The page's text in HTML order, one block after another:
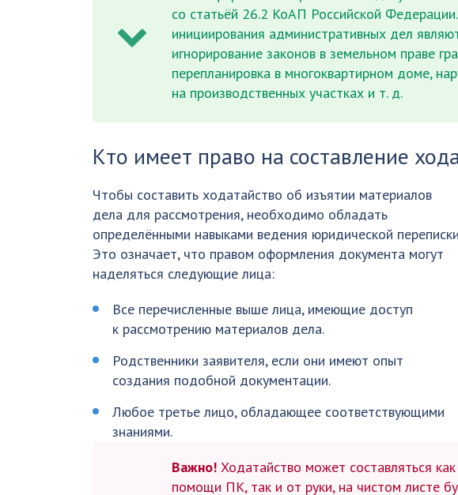
со статьёй 26.2 КоАП Российской
инициирования административных дел
игнорирование законов в земельном праве
перепланировка в многоквартирном доме,
на производственных участках и т. д.
Кто имеет право на составление
Чтобы составить ходатайство об изъятии материалов
дела для рассмотрения, необходимо обладать
определёнными навыками ведения юридической
Это означает, что правом оформления документа могут
наделяться следующие лица:
Все перечисленные выше лица, имеющие доступ
к рассмотрению материалов дела.
Родственники заявителя, если они имеют опыт
создания подобной документации.
Любое третье лицо, обладающее соответствующими
знаниями.
Важно! Ходатайство может составляться
помощи ПК, так и от руки, на чистом листе